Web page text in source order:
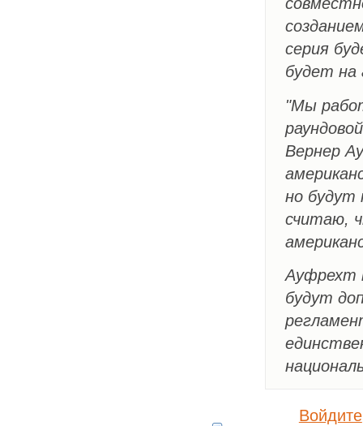
серия
будет на
"Мы
Вернер
но будут
считаю,
Ауфрехт
будут
Войдите